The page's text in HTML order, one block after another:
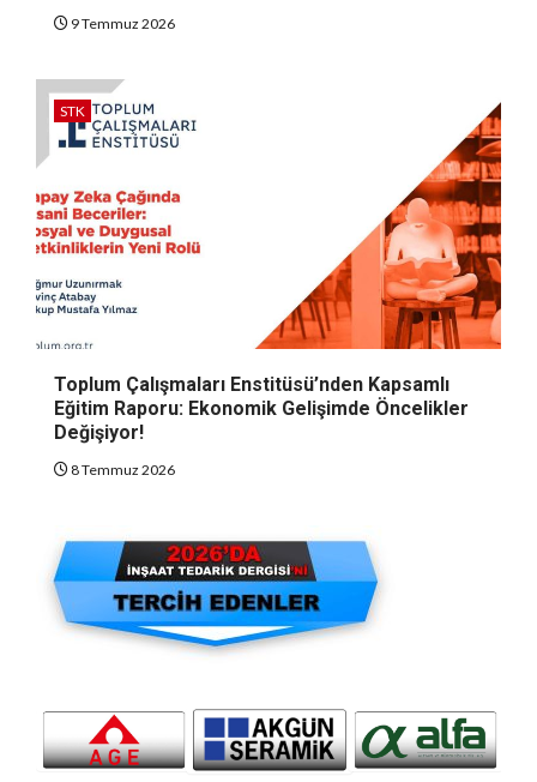
9 Temmuz 2026
STK
Toplum Çalışmaları Enstitüsü’nden Kapsamlı
Eğitim Raporu: Ekonomik Gelişimde Öncelikler
Değişiyor!
8 Temmuz 2026